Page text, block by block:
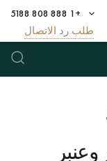
+1 888 808 5188
طلب رد الاتصال